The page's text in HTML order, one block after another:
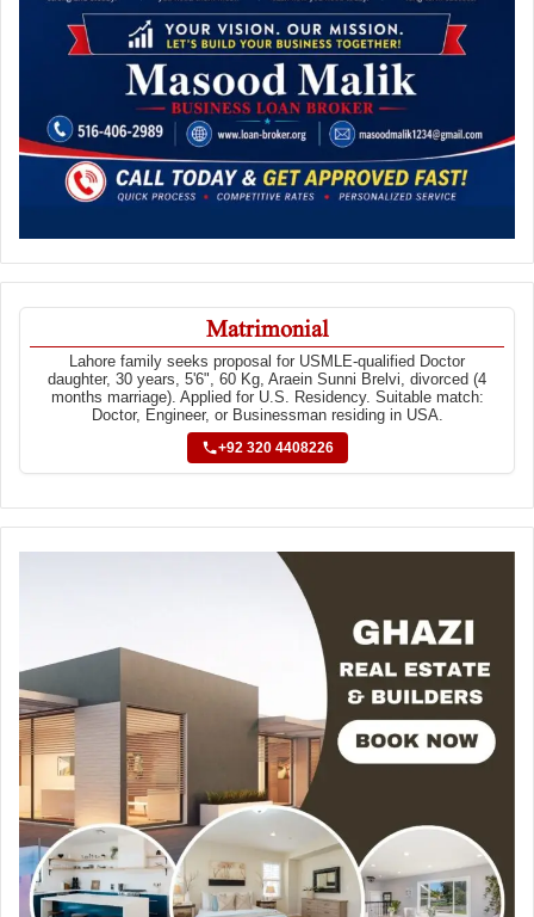
Matrimonial
Lahore family seeks proposal for USMLE-qualified Doctor
daughter, 30 years, 5'6", 60 Kg, Araein Sunni Brelvi, divorced (4
months marriage). Applied for U.S. Residency. Suitable match:
Doctor, Engineer, or Businessman residing in USA.
+92 320 4408226